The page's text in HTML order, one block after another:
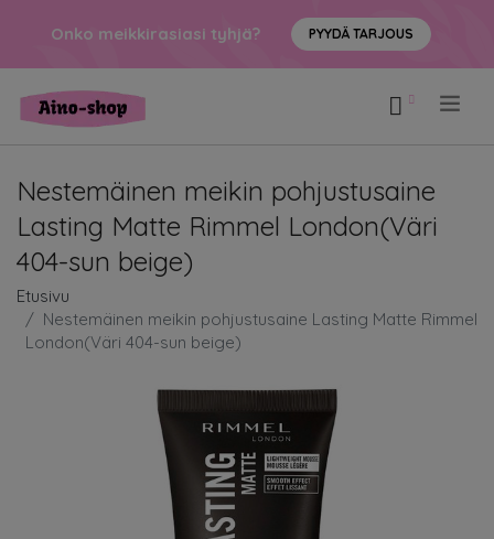
Onko meikkirasiasi tyhjä? PYYDÄ TARJOUS
Nestemäinen meikin pohjustusaine
Lasting Matte Rimmel London(Väri
404-sun beige)
Etusivu
Nestemäinen meikin pohjustusaine Lasting Matte Rimmel
London(Väri 404-sun beige)